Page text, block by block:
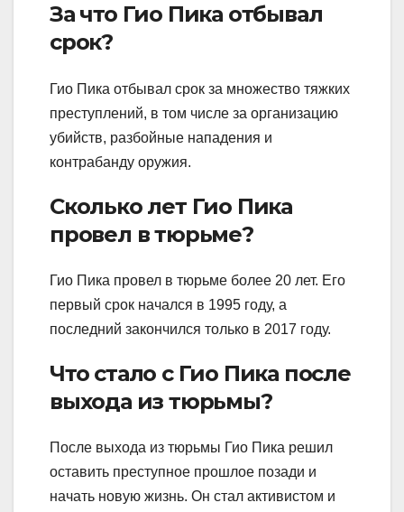
За что Гио Пика отбывал
срок?
Гио Пика отбывал срок за множество тяжких
преступлений, в том числе за организацию
убийств, разбойные нападения и
контрабанду оружия.
Сколько лет Гио Пика
провел в тюрьме?
Гио Пика провел в тюрьме более 20 лет. Его
первый срок начался в 1995 году, а
последний закончился только в 2017 году.
Что стало с Гио Пика после
выхода из тюрьмы?
После выхода из тюрьмы Гио Пика решил
оставить преступное прошлое позади и
начать новую жизнь. Он стал активистом и